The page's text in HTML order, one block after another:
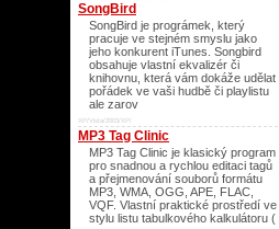
SongBird
SongBird je prográmek, který
pracuje ve stejném smyslu jako
jeho konkurent iTunes. Songbird
obsahuje vlastní ekvalizér či
knihovnu, která vám dokáže udělat
pořádek ve vaši hudbě či playlistu
ale zarov
XP/Vista/2003/XP/
MP3 Tag Clinic
MP3 Tag Clinic je klasický program
pro snadnou a rychlou editaci tagů
a přejmenování souborů formátu
MP3, WMA, OGG, APE, FLAC,
VQF. Vlastní praktické prostředí ve
stylu listu tabulkového kalkulátoru (